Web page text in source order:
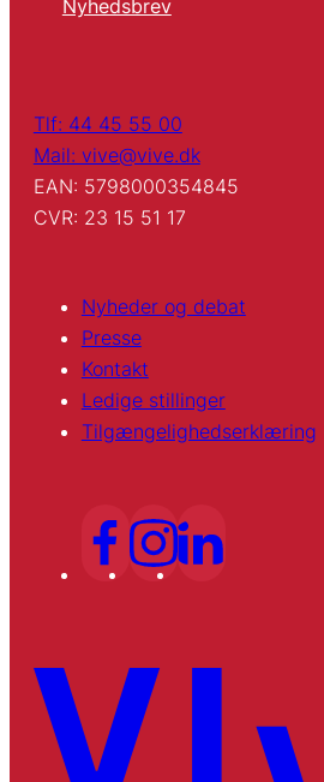
Nyhedsbrev
Tlf: 44 45 55 00
Mail: vive@vive.dk
EAN: 5798000354845
CVR: 23 15 51 17
Nyheder og debat
Presse
Kontakt
Ledige stillinger
Tilgængelighedserklæring